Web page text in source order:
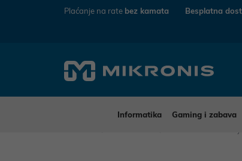
Plaćanje na rate bez kamata Besplatna
Informatika Gaming i zabava